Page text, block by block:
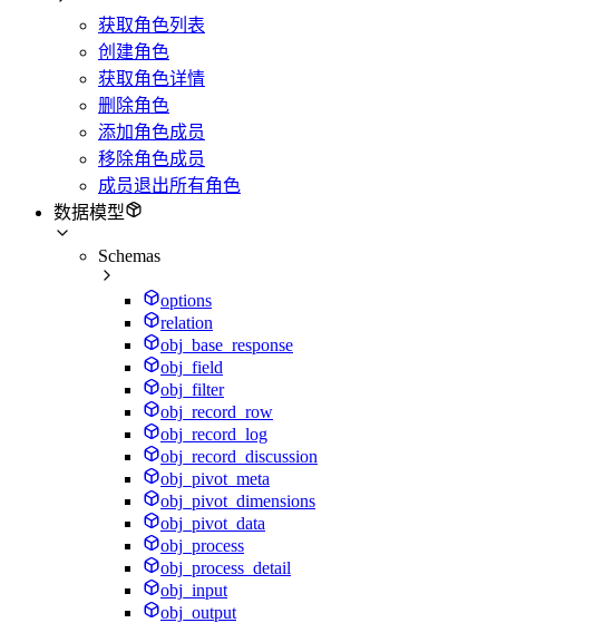
获取角色列表
创建角色
获取角色详情
删除角色
添加角色成员
移除角色成员
成员退出所有角色
数据模型
Schemas
options
relation
obj_base_response
obj_field
obj_filter
obj_record_row
obj_record_log
obj_record_discussion
obj_pivot_meta
obj_pivot_dimensions
obj_pivot_data
obj_process
obj_process_detail
obj_input
obj_output